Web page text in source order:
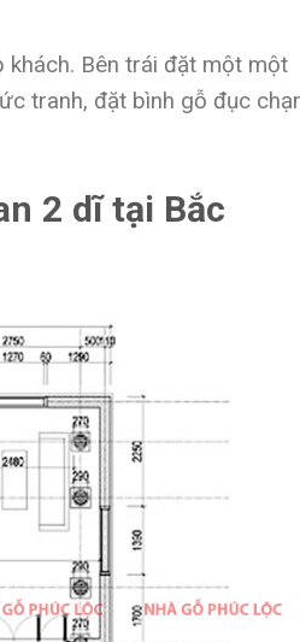
khách. Bên trái đặt một một
tranh, đặt bình gỗ đục
2 dĩ tại Bắc